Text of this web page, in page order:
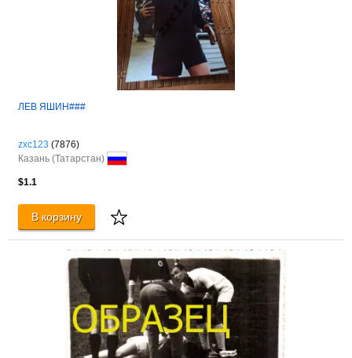
ЛЕВ ЯШИН###
zxc123 (7876)
Казань (Татарстан)
$1.1
В корзину